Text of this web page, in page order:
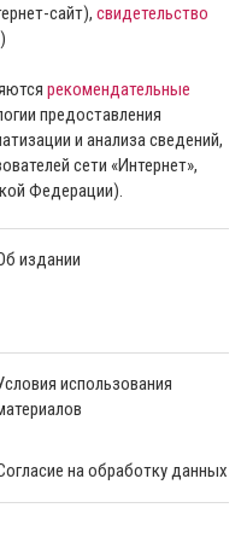
сайт), свидетельство
рекомендательные
предоставления
и анализа сведений,
сети «Интернет»,
Федерации).
издании
использования
на обработку данных